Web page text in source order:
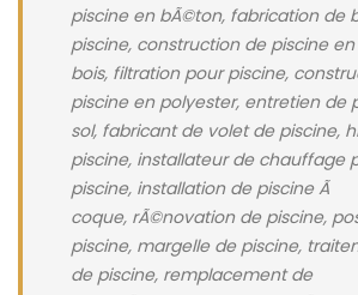
piscine en bÃ©ton, fabrication de
piscine, construction de piscine en
bois, filtration pour piscine,
piscine en polyester, entretien de
sol, fabricant de volet de piscine,
piscine, installateur de chauffage
piscine, installation de piscine Ã
coque, rÃ©novation de piscine,
piscine, margelle de piscine,
de piscine, remplacement de